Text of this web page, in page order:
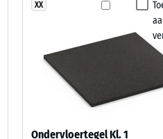
XX
Ondervloertegel Kl. 1